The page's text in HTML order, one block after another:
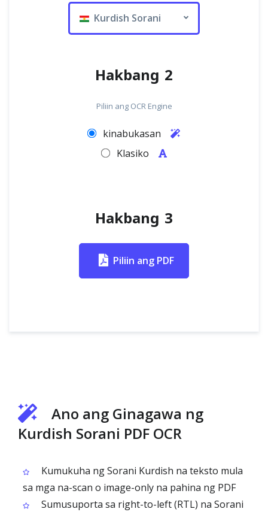
Kurdish Sorani
Hakbang 2
Piliin ang OCR Engine
kinabukasan
Klasiko
Hakbang 3
Piliin ang PDF
Ano ang Ginagawa ng
Kurdish Sorani PDF OCR
Kumukuha ng Sorani Kurdish na teksto mula
sa mga na-scan o image-only na pahina ng PDF
Sumusuporta sa right-to-left (RTL) na Sorani